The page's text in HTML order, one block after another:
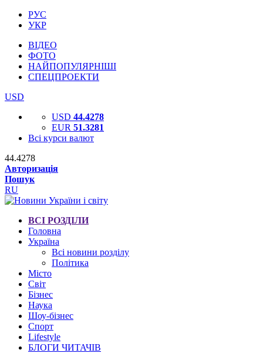
РУС
УКР
ВІДЕО
ФОТО
НАЙПОПУЛЯРНІШІ
СПЕЦПРОЕКТИ
USD
USD 44.4278
EUR 51.3281
Всі курси валют
44.4278
Авторизація
Пошук
RU
ВСІ РОЗДІЛИ
Головна
Україна
Всі новини розділу
Політика
Місто
Світ
Бізнес
Наука
Шоу-бізнес
Спорт
Lifestyle
БЛОГИ ЧИТАЧІВ